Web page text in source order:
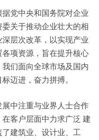
党中央和国务院对企业
关于推动企业壮大的相
层次改革，以实现产业
项资源，旨在提升核心
们面向全球市场及国内
迈进，奋力拼搏。
中注重与业界人士合作
客户层面中力求广泛 建
建筑业、设计业、工